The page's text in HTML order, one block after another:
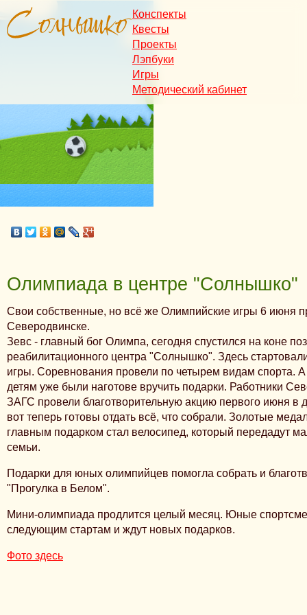
Конспекты
Квесты
Проекты
Лэпбуки
Игры
Методический кабинет
Олимпиада в центре "Солнышко"
Свои собственные, но всё же Олимпийские игры 6 июня
Северодвинске.
Зевс - главный бог Олимпа, сегодня спустился на коне
реабилитационного центра "Солнышко". Здесь
игры. Соревнования провели по четырем видам спорта.
детям уже были наготове вручить подарки. Работники
ЗАГС провели благотворительную акцию первого июня в
вот теперь готовы отдать всё, что собрали. Золотые
главным подарком стал велосипед, который передадут
семьи.
Подарки для юных олимпийцев помогла собрать и
"Прогулка в Белом".
Мини-олимпиада продлится целый месяц. Юные
следующим стартам и ждут новых подарков.
Фото здесь